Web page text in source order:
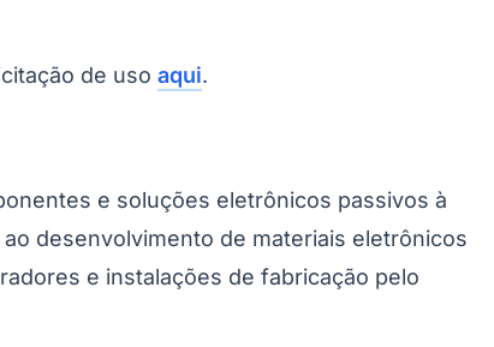
de uso aqui.
e soluções eletrônicos passivos à
desenvolvimento de materiais eletrônicos
e instalações de fabricação pelo